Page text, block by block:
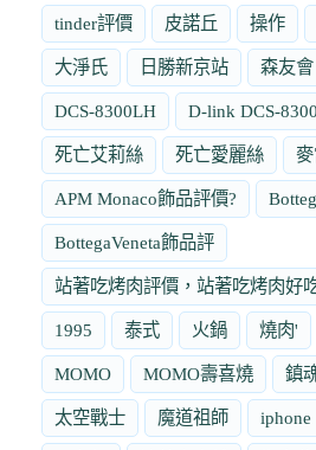
tinder評價 皮諾丘 操作
大淨氏 日勝新京站 森友會
DCS-8300LH D-link DCS-
死亡艾莉絲 死亡愛麗絲
APM Monaco飾品評價?
BottegaVeneta飾品評
站著吃烤肉評價，站著吃烤肉好
1995 泰式 火鍋 燒肉'
MOMO MOMO壽喜燒 鎮
太空戰士 魔道祖師 iphone